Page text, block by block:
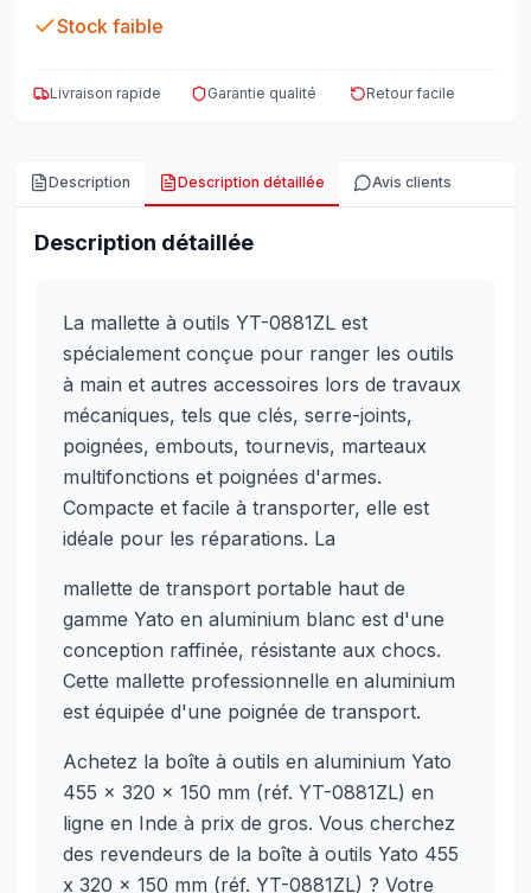
Stock faible
Livraison rapide Garantie qualité Retour facile
Description Description détaillée Avis clients
Description détaillée
La mallette à outils YT-0881ZL est
spécialement conçue pour ranger les outils
à main et autres accessoires lors de travaux
mécaniques, tels que clés, serre-joints,
poignées, embouts, tournevis, marteaux
multifonctions et poignées d'armes.
Compacte et facile à transporter, elle est
idéale pour les réparations. La
mallette de transport portable haut de
gamme Yato en aluminium blanc est d'une
conception raffinée, résistante aux chocs.
Cette mallette professionnelle en aluminium
est équipée d'une poignée de transport.
Achetez la boîte à outils en aluminium Yato
455 x 320 x 150 mm (réf. YT-0881ZL) en
ligne en Inde à prix de gros. Vous cherchez
des revendeurs de la boîte à outils Yato 455
x 320 x 150 mm (réf. YT-0881ZL) ? Votre